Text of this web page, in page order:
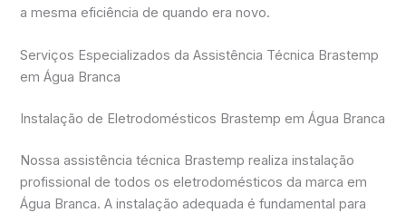
a mesma eficiência de quando era novo.
Serviços Especializados da Assistência Técnica Brastemp
em Água Branca
Instalação de Eletrodomésticos Brastemp em Água Branca
Nossa assistência técnica Brastemp realiza instalação
profissional de todos os eletrodomésticos da marca em
Água Branca. A instalação adequada é fundamental para